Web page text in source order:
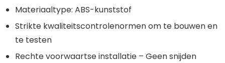
Materiaaltype: ABS-kunststof
Strikte kwaliteitscontrolenormen om te bouwen en
te testen
Rechte voorwaartse installatie – Geen snijden